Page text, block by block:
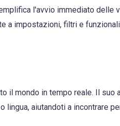
l'avvio immediato delle
a impostazioni, filtri e
il mondo in tempo reale. Il suo
aiutandoti a incontrare